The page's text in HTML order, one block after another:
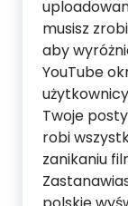
musisz
aby
YouTube
Twoje
robi
zanikaniu